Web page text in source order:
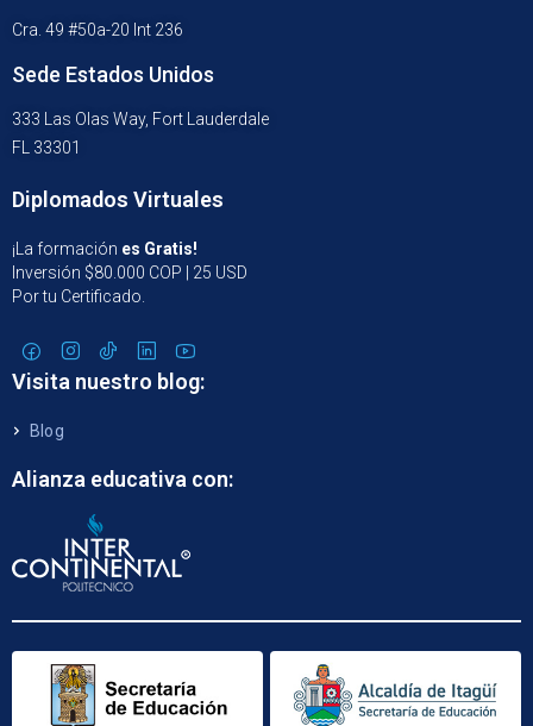
Cra. 49 #50a-20 Int 236
Sede Estados Unidos
333 Las Olas Way, Fort Lauderdale
FL 33301
Diplomados Virtuales
¡La formación es Gratis!
Inversión $80.000 COP | 25 USD
Por tu Certificado.
Visita nuestro blog:
Blog
Alianza educativa con: